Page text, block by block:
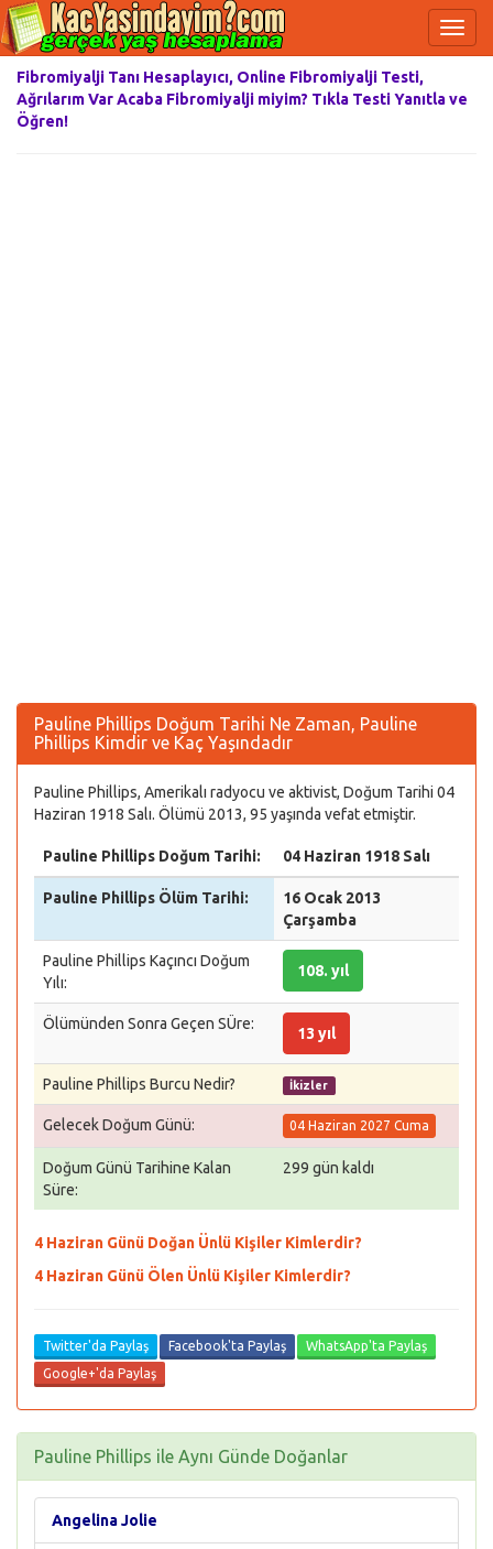
Fibromiyalji Tanı Hesaplayıcı, Online Fibromiyalji Testi,
Ağrılarım Var Acaba Fibromiyalji miyim? Tıkla Testi Yanıtla ve
Öğren!
Pauline Phillips Doğum Tarihi Ne Zaman, Pauline
Phillips Kimdir ve Kaç Yaşındadır
Pauline Phillips, Amerikalı radyocu ve aktivist, Doğum Tarihi 04
Haziran 1918 Salı. Ölümü 2013, 95 yaşında vefat etmiştir.
Pauline Phillips Doğum Tarihi: 04 Haziran 1918 Salı
Pauline Phillips Ölüm Tarihi:
16 Ocak 2013
Çarşamba
Pauline Phillips Kaçıncı Doğum
Yılı:
108. yıl
Ölümünden Sonra Geçen SÜre:
13 yıl
Pauline Phillips Burcu Nedir? İkizler
Gelecek Doğum Günü: 04 Haziran 2027 Cuma
Doğum Günü Tarihine Kalan
Süre:
299 gün kaldı
4 Haziran Günü Doğan Ünlü Kişiler Kimlerdir?
4 Haziran Günü Ölen Ünlü Kişiler Kimlerdir?
Twitter'da Paylaş Facebook'ta Paylaş
WhatsApp'ta Paylaş
Google+'da Paylaş
Pauline Phillips ile Aynı Günde Doğanlar
Angelina Jolie